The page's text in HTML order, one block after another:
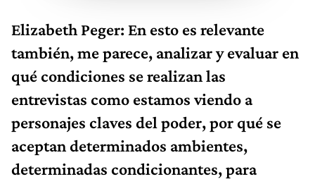
Elizabeth Peger: En esto es relevante
también, me parece, analizar y evaluar en
qué condiciones se realizan las
entrevistas como estamos viendo a
personajes claves del poder, por qué se
aceptan determinados ambientes,
determinadas condicionantes, para